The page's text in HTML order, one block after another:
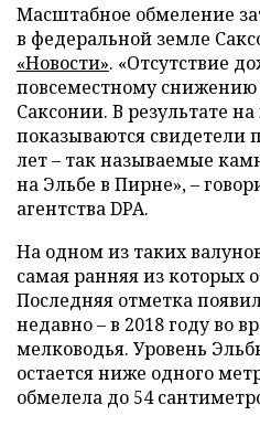
Масштабное обмеление
в федеральной земле
«Новости». «Отсутствие
повсеместному снижению
Саксонии. В результате
показываются
лет – так называемые
на Эльбе в Пирне», –
агентства DPA.
На одном из таких
самая ранняя из которых
Последняя отметка
недавно – в 2018 году во
мелководья. Уровень
остается ниже одного
обмелела до 54